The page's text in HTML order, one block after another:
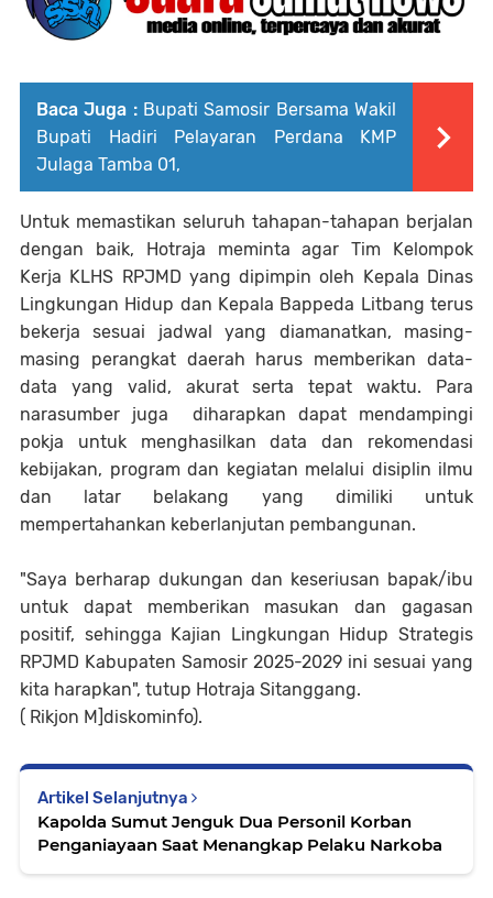
Baca Juga : Bupati Samosir Bersama Wakil
Bupati Hadiri Pelayaran Perdana KMP
Julaga Tamba 01,
Untuk memastikan seluruh tahapan-tahapan berjalan
dengan baik, Hotraja meminta agar Tim Kelompok
Kerja KLHS RPJMD yang dipimpin oleh Kepala Dinas
Lingkungan Hidup dan Kepala Bappeda Litbang terus
bekerja sesuai jadwal yang diamanatkan, masing-
masing perangkat daerah harus memberikan data-
data yang valid, akurat serta tepat waktu. Para
narasumber juga diharapkan dapat mendampingi
pokja untuk menghasilkan data dan rekomendasi
kebijakan, program dan kegiatan melalui disiplin ilmu
dan latar belakang yang dimiliki untuk
mempertahankan keberlanjutan pembangunan.
"Saya berharap dukungan dan keseriusan bapak/ibu
untuk dapat memberikan masukan dan gagasan
positif, sehingga Kajian Lingkungan Hidup Strategis
RPJMD Kabupaten Samosir 2025-2029 ini sesuai yang
kita harapkan", tutup Hotraja Sitanggang.
( Rikjon M]diskominfo).
Artikel Selanjutnya
Kapolda Sumut Jenguk Dua Personil Korban
Penganiayaan Saat Menangkap Pelaku Narkoba